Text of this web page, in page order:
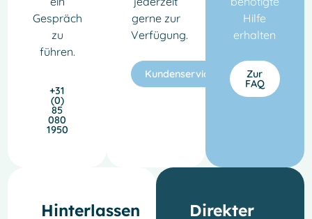
Gespräch
zu
führen.
+31
(0)
85
080
1950
gerne zur
Verfügung.
Kundenservice
Hilfe
erhalten
Zur
FAQ
Hinterlassen
Direkter